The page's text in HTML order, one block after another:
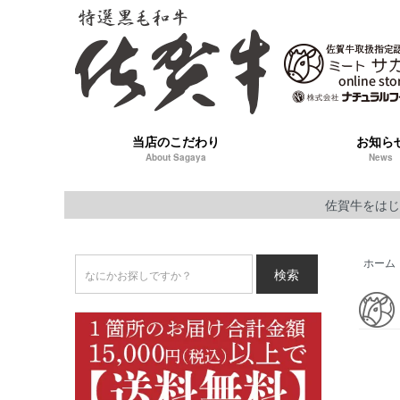
当店のこだわり
About Sagaya
お知ら
News
佐賀牛をは
ホーム
検索